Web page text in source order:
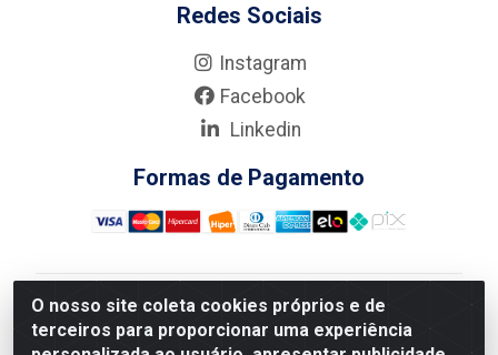
O nosso site coleta cookies próprios e de
terceiros para proporcionar uma experiência
Redes Sociais
Instagram
Facebook
Linkedin
Formas de Pagamento
Nova Boni Distribuidora de Material de Construção LTDA
- Rua Alice Tibiriçá, 330 - Vila Da Penha, Rio de